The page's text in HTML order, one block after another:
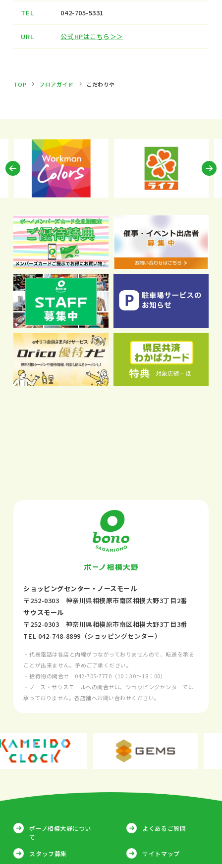
TEL 042-705-5331
URL 公式HPはこちら＞＞
TOP フロアガイド こだわりや
Previous
ショッピングセンター・ノースモール
〒252-0303 神奈川県相模原市南区相模大野3丁目2番
サウスモール
〒252-0303 神奈川県相模原市南区相模大野3丁目3番
TEL 042-748-8899 （ショッピングセンター）
・代表電話は各店と内線がつながっておりませんので、転送を承る
ことが出来ません。予めご了承ください。
・拾得物の問合せ 042-705-7770 （10：30～18：00）
・ノース・サウスモールへの問合せは、ショッピングセンターでは
承っておりません。各店舗へお問い合わせください。
ボーノ相模大野につい
て
よくあるご質問
スタッフ募集 サイトマップ